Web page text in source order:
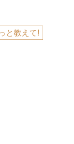
と教えて!